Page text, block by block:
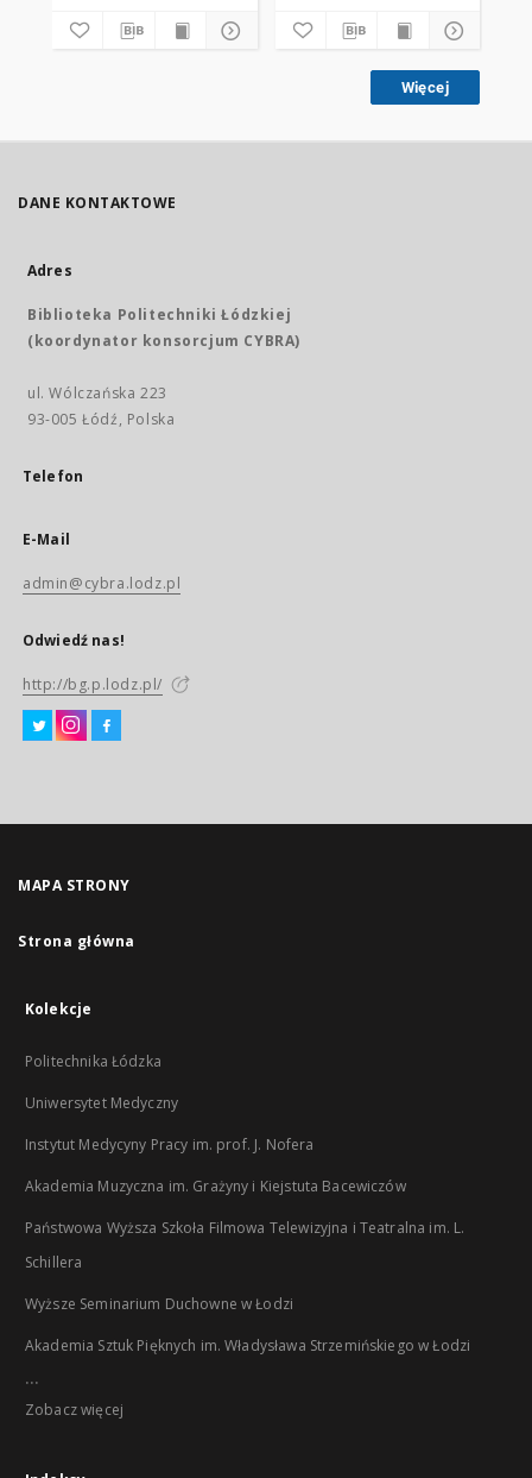
Więcej
DANE KONTAKTOWE
Adres
Biblioteka Politechniki Łódzkiej
(koordynator konsorcjum CYBRA)
ul. Wólczańska 223
93-005 Łódź, Polska
Telefon
E-Mail
admin@cybra.lodz.pl
Odwiedź nas!
http://bg.p.lodz.pl/
MAPA STRONY
Strona główna
Kolekcje
Politechnika Łódzka
Uniwersytet Medyczny
Instytut Medycyny Pracy im. prof. J. Nofera
Akademia Muzyczna im. Grażyny i Kiejstuta Bacewiczów
Państwowa Wyższa Szkoła Filmowa Telewizyjna i Teatralna im. L.
Schillera
Wyższe Seminarium Duchowne w Łodzi
Akademia Sztuk Pięknych im. Władysława Strzemińskiego w Łodzi
...
Zobacz więcej